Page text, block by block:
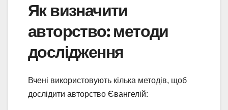
Як визначити
авторство: методи
дослідження
Вчені використовують кілька методів, щоб
дослідити авторство Євангелій: